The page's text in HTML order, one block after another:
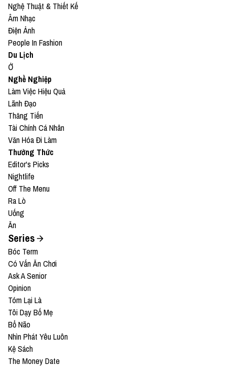
Nghệ Thuật & Thiết Kế
Âm Nhạc
Điện Ảnh
People In Fashion
Du Lịch
Ở
Nghề Nghiệp
Làm Việc Hiệu Quả
Lãnh Đạo
Thăng Tiến
Tài Chính Cá Nhân
Văn Hóa Đi Làm
Thưởng Thức
Editor's Picks
Nightlife
Off The Menu
Ra Lò
Uống
Ăn
Series
Bóc Term
Có Vấn Ăn Chơi
Ask A Senior
Opinion
Tóm Lại Là
Tôi Dạy Bố Mẹ
Bổ Não
Nhìn Phát Yêu Luôn
Kệ Sách
The Money Date